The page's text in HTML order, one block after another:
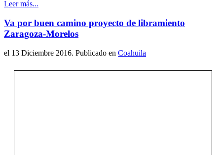
Leer más...
Va por buen camino proyecto de libramiento
Zaragoza-Morelos
el 13 Diciembre 2016. Publicado en Coahuila